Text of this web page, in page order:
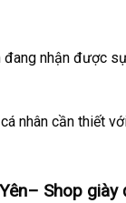
đang nhận được
nhân cần thiết
Shop